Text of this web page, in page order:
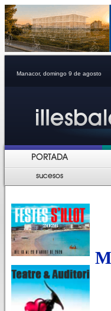
Manacor, domingo 9 de agosto